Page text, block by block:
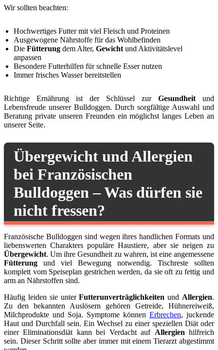
Wir sollten beachten:
Hochwertiges Futter mit viel Fleisch und Proteinen
Ausgewogene Nährstoffe für das Wohlbefinden
Die Fütterung dem Alter, Gewicht und Aktivitätslevel
anpassen
Besondere Futterhilfen für schnelle Esser nutzen
Immer frisches Wasser bereitstellen
Richtige Ernährung ist der Schlüssel zur Gesundheit und
Lebensfreude unserer Bulldoggen. Durch sorgfältige Auswahl und
Beratung private unseren Freunden ein möglichst langes Leben an
unserer Seite.
Übergewicht und Allergien
bei Französischen
Bulldoggen – Was dürfen sie
nicht fressen?
Französische Bulldoggen sind wegen ihres handlichen Formats und
liebenswerten Charakters populäre Haustiere, aber sie neigen zu
Übergewicht. Um ihre Gesundheit zu wahren, ist eine angemessene
Fütterung und viel Bewegung notwendig. Tischreste sollten
komplett vom Speiseplan gestrichen werden, da sie oft zu fettig und
arm an Nährstoffen sind.
Häufig leiden sie unterFutterunverträglichkeiten und Allergien.
Zu den bekannten Auslösern gehören Getreide, Hühnereiweiß,
Milchprodukte und Soja. Symptome können Erbrechen, juckende
Haut und Durchfall sein. Ein Wechsel zu einer speziellen Diät oder
einer Eliminationsdiät kann bei Verdacht auf Allergien hilfreich
sein. Dieser Schritt sollte aber immer mit einem Tierarzt abgestimmt